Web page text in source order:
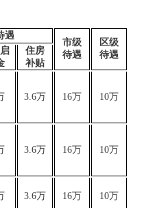
遇
市级
待遇
区级
待遇
住房
补贴
3.6万 16万 10万
3.6万 16万 10万
3.6万 16万 10万